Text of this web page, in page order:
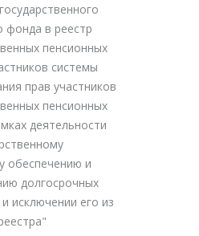
фонда в реестр
пенсионных
системы
прав участников
пенсионных
деятельности
обеспечению и
долгосрочных
исключении его из